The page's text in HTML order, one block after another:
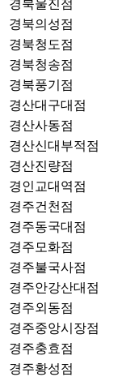
경북울진점
경북의성점
경북청도점
경북청송점
경북풍기점
경산대구대점
경산사동점
경산신대부적점
경산진량점
경인교대역점
경주건천점
경주동국대점
경주모화점
경주불국사점
경주안강산대점
경주외동점
경주중앙시장점
경주충효점
경주황성점